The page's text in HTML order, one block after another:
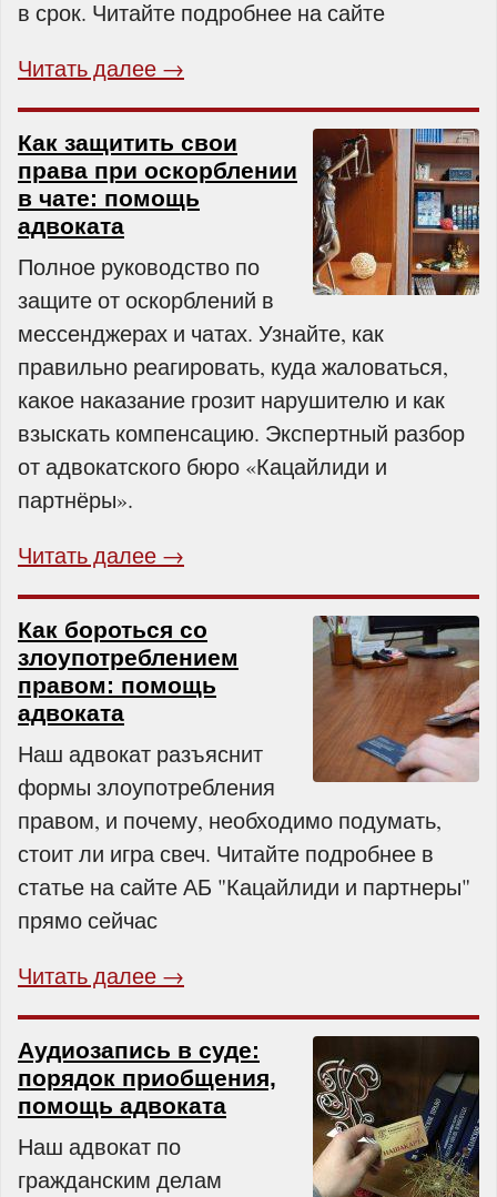
в срок. Читайте подробнее на сайте
Читать далее →
Как защитить свои
права при оскорблении
в чате: помощь
адвоката
Полное руководство по
защите от оскорблений в
мессенджерах и чатах. Узнайте, как
правильно реагировать, куда жаловаться,
какое наказание грозит нарушителю и как
взыскать компенсацию. Экспертный разбор
от адвокатского бюро «Кацайлиди и
партнёры».
Читать далее →
Как бороться со
злоупотреблением
правом: помощь
адвоката
Наш адвокат разъяснит
формы злоупотребления
правом, и почему, необходимо подумать,
стоит ли игра свеч. Читайте подробнее в
статье на сайте АБ "Кацайлиди и партнеры"
прямо сейчас
Читать далее →
Аудиозапись в суде:
порядок приобщения,
помощь адвоката
Наш адвокат по
гражданским делам